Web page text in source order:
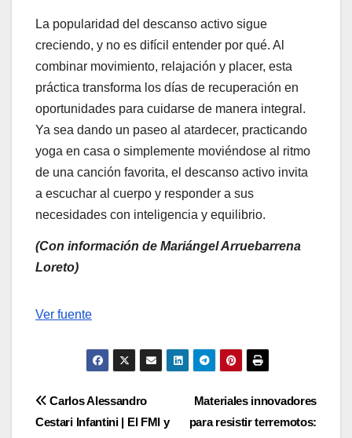
La popularidad del descanso activo sigue
creciendo, y no es difícil entender por qué. Al
combinar movimiento, relajación y placer, esta
práctica transforma los días de recuperación en
oportunidades para cuidarse de manera integral.
Ya sea dando un paseo al atardecer, practicando
yoga en casa o simplemente moviéndose al ritmo
de una canción favorita, el descanso activo invita
a escuchar al cuerpo y responder a sus
necesidades con inteligencia y equilibrio.
(Con información de Mariángel Arruebarrena
Loreto)
Navegación
entradas
Ver fuente
Navegación
Materiales innovadores
para resistir terremotos:
Carlos Alessandro
Cestari Infantini | El FMI y